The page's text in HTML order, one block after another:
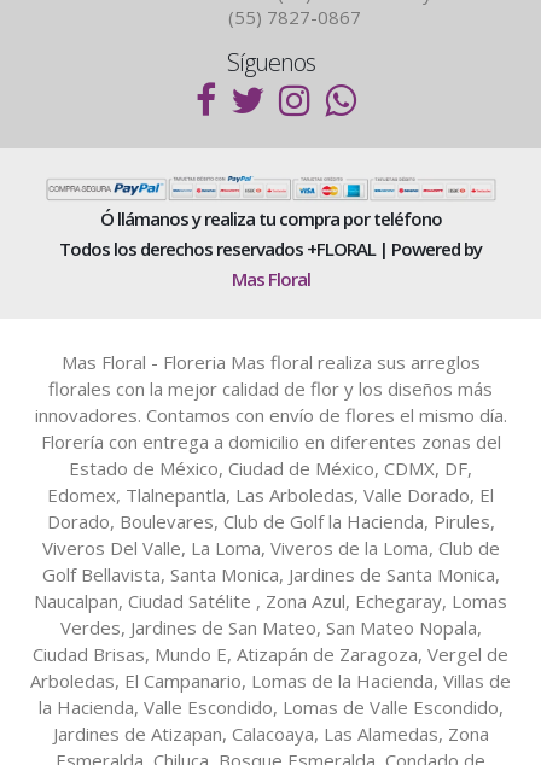
(55) 7827-0867
Síguenos
Ó llámanos y realiza tu compra por teléfono
Todos los derechos reservados +FLORAL | Powered by
Mas Floral
Mas Floral - Floreria Mas floral realiza sus arreglos
florales con la mejor calidad de flor y los diseños más
innovadores. Contamos con envío de flores el mismo día.
Florería con entrega a domicilio en diferentes zonas del
Estado de México, Ciudad de México, CDMX, DF,
Edomex, Tlalnepantla, Las Arboledas, Valle Dorado, El
Dorado, Boulevares, Club de Golf la Hacienda, Pirules,
Viveros Del Valle, La Loma, Viveros de la Loma, Club de
Golf Bellavista, Santa Monica, Jardines de Santa Monica,
Naucalpan, Ciudad Satélite , Zona Azul, Echegaray, Lomas
Verdes, Jardines de San Mateo, San Mateo Nopala,
Ciudad Brisas, Mundo E, Atizapán de Zaragoza, Vergel de
Arboledas, El Campanario, Lomas de la Hacienda, Villas de
la Hacienda, Valle Escondido, Lomas de Valle Escondido,
Jardines de Atizapan, Calacoaya, Las Alamedas, Zona